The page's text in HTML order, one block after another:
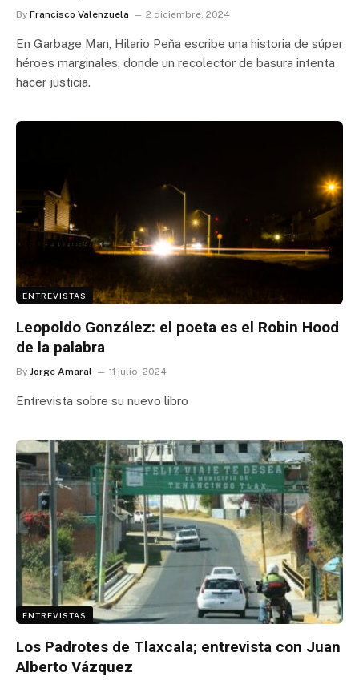
By Francisco Valenzuela 2 diciembre, 2024
En Garbage Man, Hilario Peña escribe una historia de súper
héroes marginales, donde un recolector de basura intenta
hacer justicia.
ENTREVISTAS
Leopoldo González: el poeta es el Robin Hood
de la palabra
By Jorge Amaral 11 julio, 2024
Entrevista sobre su nuevo libro
ENTREVISTAS
Los Padrotes de Tlaxcala; entrevista con Juan
Alberto Vázquez